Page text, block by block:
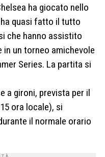
ha giocato nello
quasi fatto il tutto
che hanno assistito
un torneo amichevole
Series. La partita si
a gironi, prevista per il
ora locale), si
il normale orario